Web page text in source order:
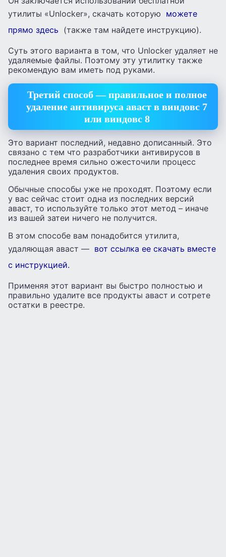
утилиты «Unlocker», скачать которую можете
прямо здесь (также там найдете инструкцию).
Суть этого варианта в том, что Unlocker удаляет не
удаляемые файлы. Поэтому эту утилитку также
рекомендую вам иметь под руками.
Третий способ — правильное и полное
удаление антивируса аваст в виндовс 7
или виндовс 8
Это вариант последний, недавно дописанный. Это
связано с тем что разработчики антивирусов в
последнее время сильно ожесточили процесс
удаления своих продуктов.
Обычные способы уже не проходят. Поэтому если
у вас сейчас стоит одна из последних версий
аваст, то используйте только этот метод – иначе
из вашей затеи ничего не получится.
В этом способе вам понадобится утилита,
удаляющая аваст — вот ссылка ее скачать вместе
с инструкцией.
Применяя этот вариант вы быстро полностью и
правильно удалите все продукты аваст и сотрете
остатки в реестре.